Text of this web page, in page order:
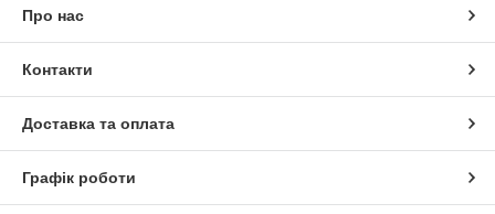
Про нас
Контакти
Доставка та оплата
Графік роботи